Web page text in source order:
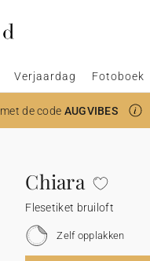
Verjaardag Fotoboek
met de code AUGVIBES
Chiara
Flesetiket bruiloft
Zelf opplakken